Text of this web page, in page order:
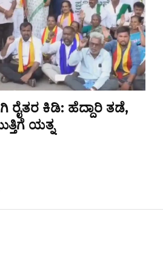
ರೈತರ ಕಿಡಿ: ಹೆದ್ದಾರಿ ತಡೆ,
ಯತ್ನ